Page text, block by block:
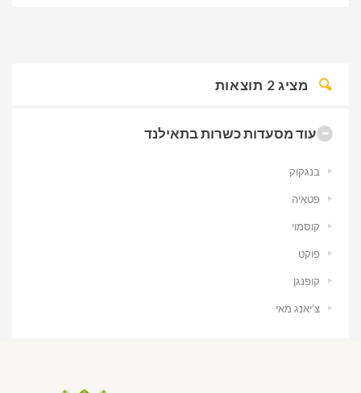
מציג 2 תוצאות
עוד מסעדות כשרות בתאילנד
בנגקוק
פטאיה
קוסמוי
פוקט
קופנגן
צ’יאנג מאי